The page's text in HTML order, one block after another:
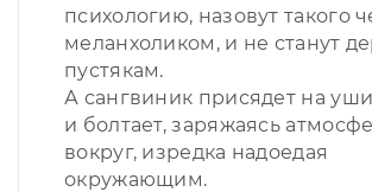
психологию, назовут такого
меланхоликом, и не станут
пустякам.
А сангвиник присядет на
и болтает, заряжаясь
вокруг, изредка надоедая
окружающим.